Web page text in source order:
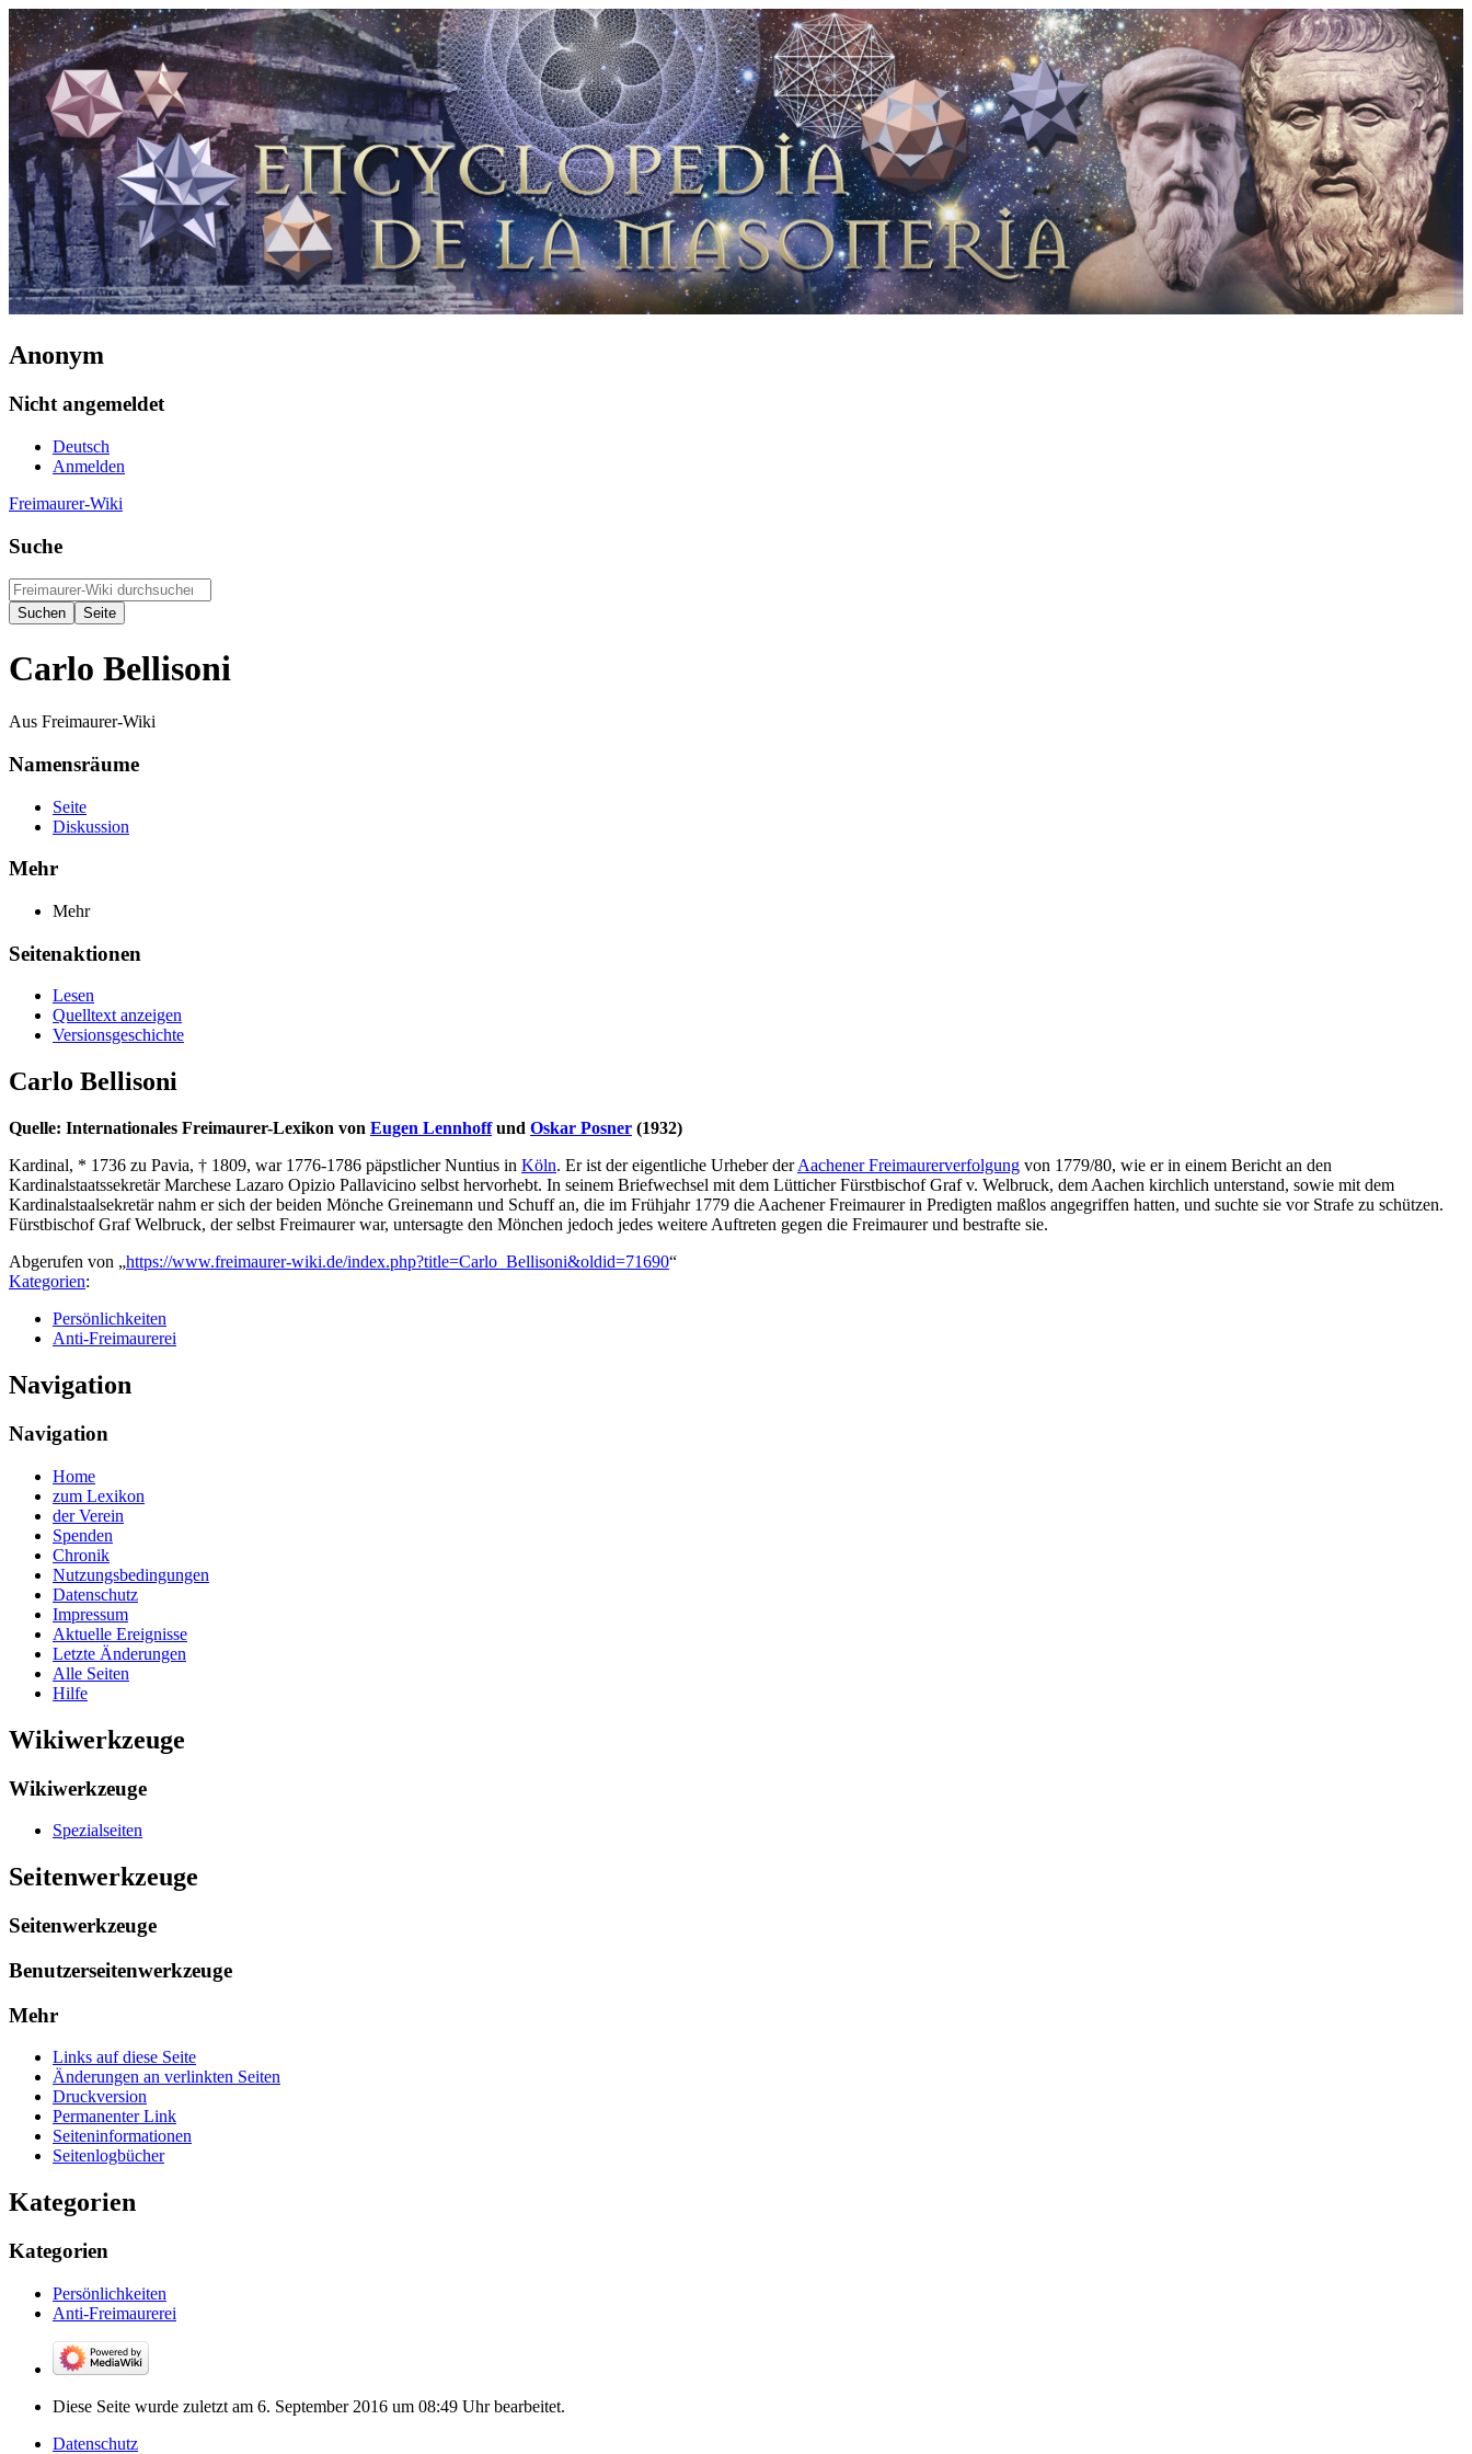
Anonym
Nicht angemeldet
Deutsch
Anmelden
Freimaurer-Wiki
Suche
Carlo Bellisoni
Aus Freimaurer-Wiki
Namensräume
Seite
Diskussion
Mehr
Mehr
Seitenaktionen
Lesen
Quelltext anzeigen
Versionsgeschichte
Carlo Bellisoni
Quelle: Internationales Freimaurer-Lexikon von Eugen Lennhoffund Oskar Posner (1932)
Kardinal, * 1736 zu Pavia, † 1809, war 1776-1786 päpstlicher Nuntius in Köln. Er ist der eigentliche Urheber derAachener Freimaurerverfolgung von 1779/80, wie er in einem Bericht an den
Kardinalstaatssekretär Marchese Lazaro Opizio Pallavicino selbst hervorhebt. In seinem Briefwechsel mit dem Lütticher Fürstbischof Graf v. Welbruck, dem Aachen kirchlich unterstand, sowie mit dem
Kardinalstaalsekretär nahm er sich der beiden Mönche Greinemann und Schuff an, die im Frühjahr 1779 die Aachener Freimaurer in Predigten maßlos angegriffen hatten, und suchte sie vor Strafe zu schützen.
Fürstbischof Graf Welbruck, der selbst Freimaurer war, untersagte den Mönchen jedoch jedes weitere Auftreten gegen die Freimaurer und bestrafte sie.
Abgerufen von „https://www.freimaurer-wiki.de/index.php?title=Carlo_Bellisoni&oldid=71690“
Kategorien:
Persönlichkeiten
Anti-Freimaurerei
Navigation
Navigation
Home
zum Lexikon
der Verein
Spenden
Chronik
Nutzungsbedingungen
Datenschutz
Impressum
Aktuelle Ereignisse
Letzte Änderungen
Alle Seiten
Hilfe
Wikiwerkzeuge
Wikiwerkzeuge
Spezialseiten
Seitenwerkzeuge
Seitenwerkzeuge
Benutzerseitenwerkzeuge
Mehr
Links auf diese Seite
Änderungen an verlinkten Seiten
Druckversion
Permanenter Link
Seiten­­informationen
Seitenlogbücher
Kategorien
Kategorien
Persönlichkeiten
Anti-Freimaurerei
Diese Seite wurde zuletzt am 6. September 2016 um 08:49 Uhr bearbeitet.
Datenschutz